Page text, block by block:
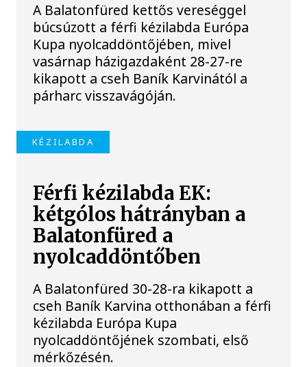
A Balatonfüred kettős vereséggel
búcsúzott a férfi kézilabda Európa
Kupa nyolcaddöntőjében, mivel
vasárnap házigazdaként 28-27-re
kikapott a cseh Baník Karvinától a
párharc visszavágóján.
KÉZILABDA
Férfi kézilabda EK:
kétgólos hátrányban a
Balatonfüred a
nyolcaddöntőben
A Balatonfüred 30-28-ra kikapott a
cseh Baník Karvina otthonában a férfi
kézilabda Európa Kupa
nyolcaddöntőjének szombati, első
mérkőzésén.